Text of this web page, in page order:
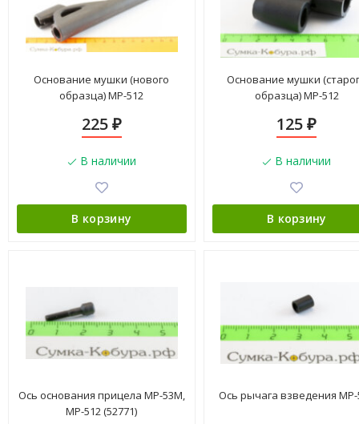
Основание мушки (нового
образца) МР-512
225 ₽
В наличии
В корзину
Основание мушки
образца) МР-512
125₽
В наличии
В корзину
Ось основания прицела МР-53М,
МР-512 (52771)
Ось рычага взведения МР-